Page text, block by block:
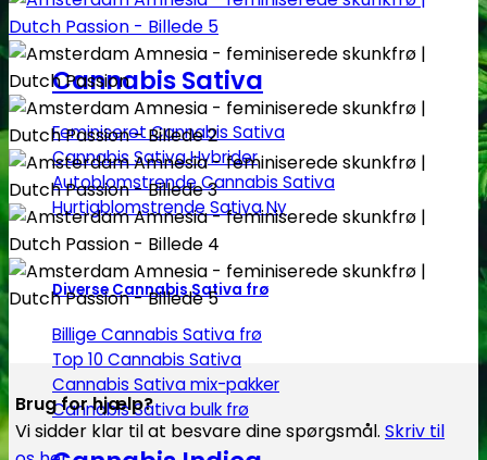
Cannabis Sativa
Feminiseret Cannabis Sativa
Cannabis Sativa Hybrider
Autoblomstrende Cannabis Sativa
Hurtigblomstrende Sativa
Diverse Cannabis Sativa frø
Billige Cannabis Sativa frø
Top 10 Cannabis Sativa
Cannabis Sativa mix-pakker
Cannabis Sativa bulk frø
Brug for hjælp?
Vi sidder klar til at besvare dine spørgsmål. Skriv til